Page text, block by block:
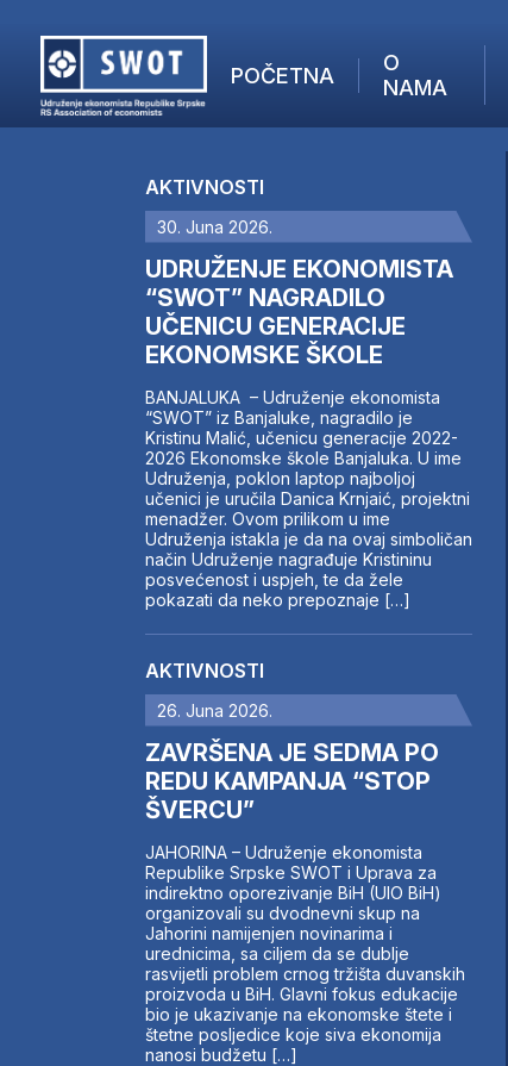
POČETNA
O
NAMA
AKTUELNO
ANALIZE
KOMPANIJE
FINANSIJE
IZ STRANIH MEDIJA
AKTIVNOSTI
SWOT INTERVJU
UČLANI SE
KONTAKT
AKTIVNOSTI
30. Juna 2026.
UDRUŽENJE EKONOMISTA
“SWOT” NAGRADILO
UČENICU GENERACIJE
EKONOMSKE ŠKOLE
BANJALUKA – Udruženje ekonomista
“SWOT” iz Banjaluke, nagradilo je
Kristinu Malić, učenicu generacije 2022-
2026 Ekonomske škole Banjaluka. U ime
Udruženja, poklon laptop najboljoj
učenici je uručila Danica Krnjaić, projektni
menadžer. Ovom prilikom u ime
Udruženja istakla je da na ovaj simboličan
način Udruženje nagrađuje Kristininu
posvećenost i uspjeh, te da žele
pokazati da neko prepoznaje […]
AKTIVNOSTI
26. Juna 2026.
ZAVRŠENA JE SEDMA PO
REDU KAMPANJA “STOP
ŠVERCU”
JAHORINA – Udruženje ekonomista
Republike Srpske SWOT i Uprava za
indirektno oporezivanje BiH (UIO BiH)
organizovali su dvodnevni skup na
Jahorini namijenjen novinarima i
urednicima, sa ciljem da se dublje
rasvijetli problem crnog tržišta duvanskih
proizvoda u BiH. Glavni fokus edukacije
bio je ukazivanje na ekonomske štete i
štetne posljedice koje siva ekonomija
nanosi budžetu […]